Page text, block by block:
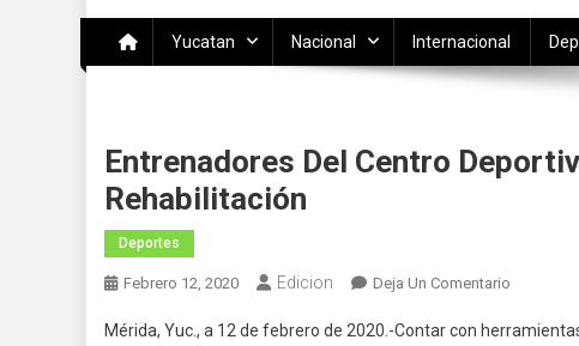
Yucatan Nacional Internacional
Entrenadores Del Centro
Rehabilitación
Deportes
Febrero 12, 2020 Edicion Deja Un Comentario
Del
Mérida, Yuc., a 12 de febrero de 2020.-Contar con